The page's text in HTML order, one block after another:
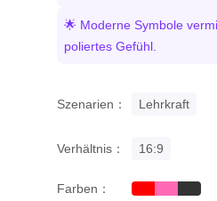
🌟 Moderne Symbole
poliertes Gefühl.
Szenarien： Lehrkraft
Verhältnis： 16:9
Farben： red pinkblack